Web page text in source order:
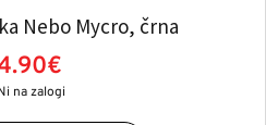
Nebo Mycro, črna
na zalogi